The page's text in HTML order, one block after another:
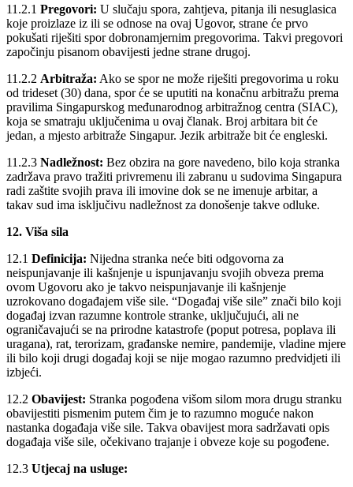
11.2.1 Pregovori: U slučaju spora, zahtjeva, pitanja ili nesuglasica
koje proizlaze iz ili se odnose na ovaj Ugovor, strane će prvo
pokušati riješiti spor dobronamjernim pregovorima. Takvi pregovori
započinju pisanom obavijesti jedne strane drugoj.
11.2.2 Arbitraža: Ako se spor ne može riješiti pregovorima u roku
od trideset (30) dana, spor će se uputiti na konačnu arbitražu prema
pravilima Singapurskog međunarodnog arbitražnog centra (SIAC),
koja se smatraju uključenima u ovaj članak. Broj arbitara bit će
jedan, a mjesto arbitraže Singapur. Jezik arbitraže bit će engleski.
11.2.3 Nadležnost: Bez obzira na gore navedeno, bilo koja stranka
zadržava pravo tražiti privremenu ili zabranu u sudovima Singapura
radi zaštite svojih prava ili imovine dok se ne imenuje arbitar, a
takav sud ima isključivu nadležnost za donošenje takve odluke.
12. Viša sila
12.1 Definicija: Nijedna stranka neće biti odgovorna za
neispunjavanje ili kašnjenje u ispunjavanju svojih obveza prema
ovom Ugovoru ako je takvo neispunjavanje ili kašnjenje
uzrokovano događajem više sile. “Događaj više sile” znači bilo koji
događaj izvan razumne kontrole stranke, uključujući, ali ne
ograničavajući se na prirodne katastrofe (poput potresa, poplava ili
uragana), rat, terorizam, građanske nemire, pandemije, vladine mjere
ili bilo koji drugi događaj koji se nije mogao razumno predvidjeti ili
izbjeći.
12.2 Obavijest: Stranka pogođena višom silom mora drugu stranku
obavijestiti pismenim putem čim je to razumno moguće nakon
nastanka događaja više sile. Takva obavijest mora sadržavati opis
događaja više sile, očekivano trajanje i obveze koje su pogođene.
12.3 Utjecaj na usluge: